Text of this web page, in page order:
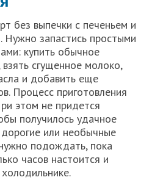
без выпечки с печеньем и
Нужно запастись простыми
купить обычное
сгущенное молоко,
и добавить еще
Процесс приготовления
этом не придется
получилось удачное
или необычные
подождать, пока
часов настоится и